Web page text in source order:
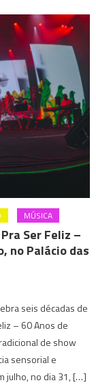
MÚSICA
Ser Feliz –
no Palácio das
seis décadas de
– 60 Anos de
de show
sensorial e
julho, no dia 31, […]